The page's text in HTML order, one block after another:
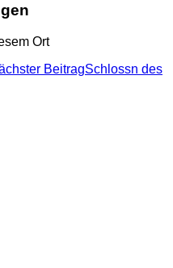
Ort
BeitragSchlossn des